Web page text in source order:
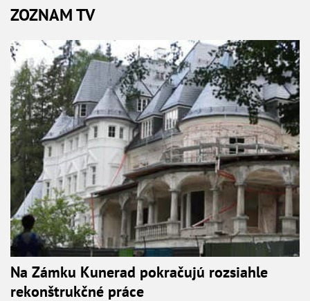
ZOZNAM TV
Na Zámku Kunerad pokračujú rozsiahle
rekonštrukčné práce